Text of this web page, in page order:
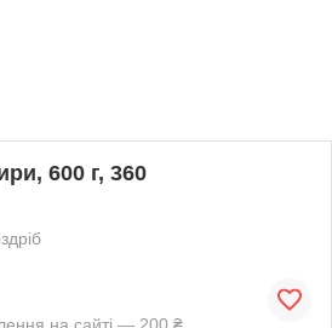
600 г, 360
на сайті — 200 ₴